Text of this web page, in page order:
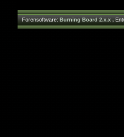
Forensoftware:Burning Board 2.x.x,